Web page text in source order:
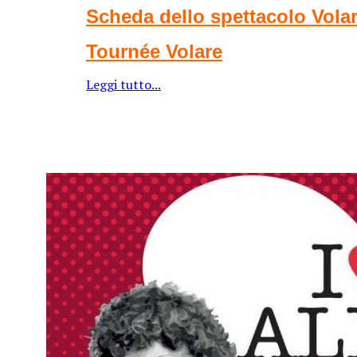
Scheda dello spettacolo
Tournée Volare
Leggi tutto...